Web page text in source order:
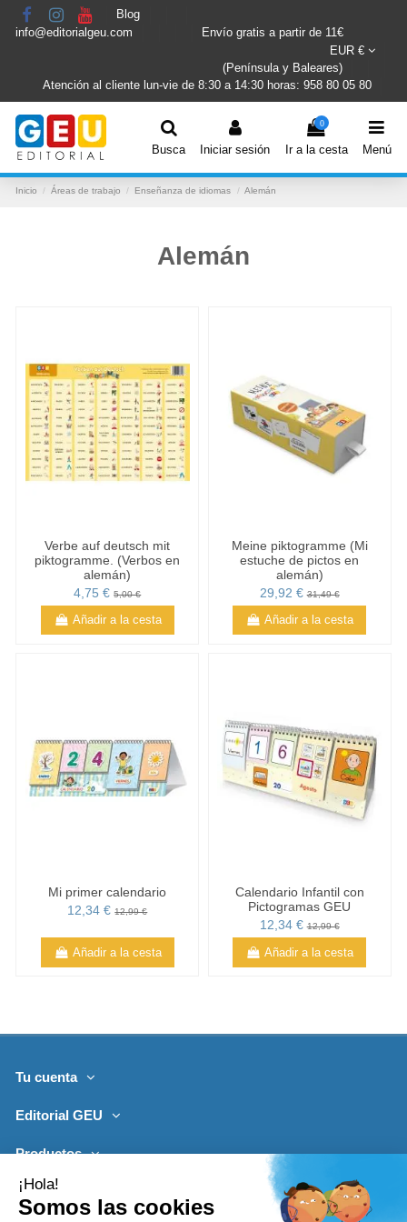
Blog
info@editorialgeu.com
Envío gratis a partir de 11€
EUR €
(Península y Baleares)
Atención al cliente lun-vie de 8:30 a 14:30 horas: 958 80 05 80
Busca Iniciar sesión
0
Ir a la cesta Menú
Inicio Áreas de trabajo Enseñanza de idiomas Alemán
Alemán
Verbe auf deutsch mit
piktogramme. (Verbos en
alemán)
4,75 €5,00 €
Añadir a la cesta
Meine piktogramme (Mi
estuche de pictos en
alemán)
29,92 €31,49 €
Añadir a la cesta
Mi primer calendario
12,34 €12,99 €
Añadir a la cesta
Calendario Infantil con
Pictogramas GEU
12,34 €12,99 €
Añadir a la cesta
Tu cuenta
Editorial GEU
Productos
Lo más leído